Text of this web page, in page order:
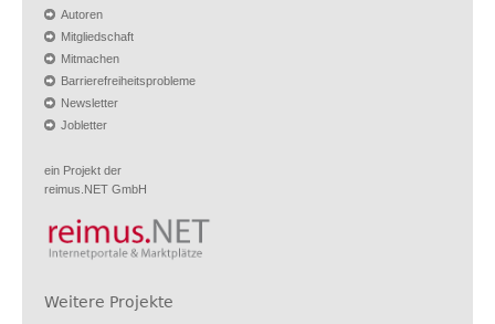
Autoren
Mitgliedschaft
Mitmachen
Barrierefreiheitsprobleme
Newsletter
Jobletter
ein Projekt der
reimus.NET GmbH
Weitere Projekte